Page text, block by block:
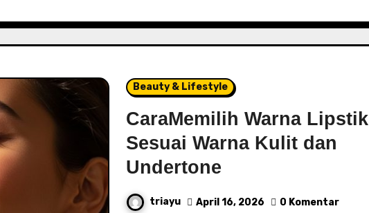
Beauty & Lifestyle
CaraMemilih Warna Lipstik
Sesuai Warna Kulit dan
Undertone
triayu April 16, 2026 0 Komentar